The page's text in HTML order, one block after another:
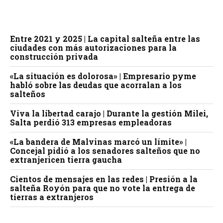
Entre 2021 y 2025 | La capital salteña entre las
ciudades con más autorizaciones para la
construcción privada
«La situación es dolorosa» | Empresario pyme
habló sobre las deudas que acorralan a los
salteños
Viva la libertad carajo | Durante la gestión Milei,
Salta perdió 313 empresas empleadoras
«La bandera de Malvinas marcó un límite» |
Concejal pidió a los senadores salteños que no
extranjericen tierra gaucha
Cientos de mensajes en las redes | Presión a la
salteña Royón para que no vote la entrega de
tierras a extranjeros